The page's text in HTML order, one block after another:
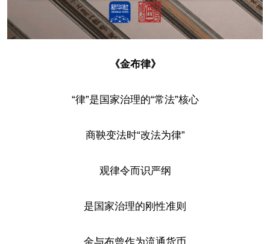
《金布律》
“律”是国家治理的“常法”核心
商鞅变法时“改法为律”
观律令而识严纲
是国家治理的刚性准则